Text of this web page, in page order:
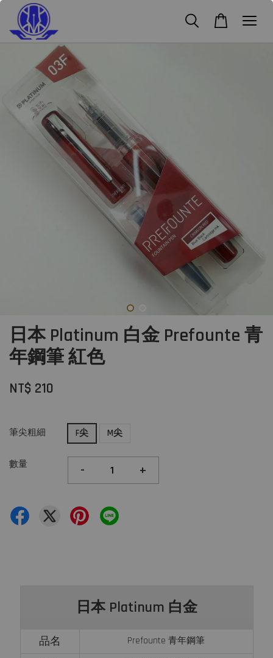
日本 Platinum 白金 Prefounte 青
年鋼筆 紅色
NT$ 210
筆尖粗細 F尖 M尖
數量 - +
日本 Platinum 白金
品名 Prefounte 青年鋼筆